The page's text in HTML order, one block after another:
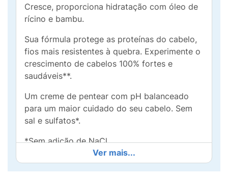
Cresce, proporciona hidratação com óleo de
rícino e bambu.
Sua fórmula protege as proteínas do cabelo,
fios mais resistentes à quebra. Experimente o
crescimento de cabelos 100% fortes e
saudáveis**.
Um creme de pentear com pH balanceado
para um maior cuidado do seu cabelo. Sem
sal e sulfatos*.
*Sem adição de NaCl.
**Força contra a quebra vs. shampoo sem
ingredientes condicionantes.
Ver mais...